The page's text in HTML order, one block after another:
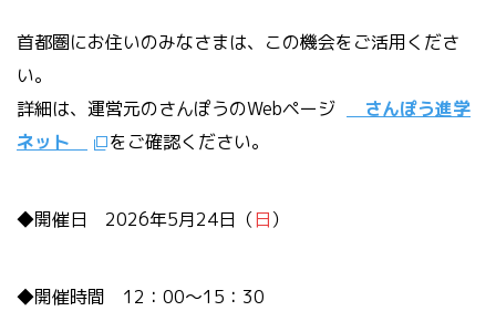
首都圏にお住いのみなさまは、この機会をご活用くださ
い。
詳細は、運営元のさんぽうのWebページ
さんぽう進学
ネット
をご確認ください。
◆開催日 2026年5月24日（日）
◆開催時間 12：00～15：30